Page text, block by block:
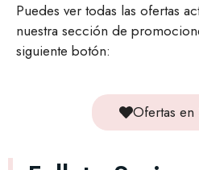
Puedes ver todas las ofertas
nuestra sección de
siguiente botón:
Ofertas en